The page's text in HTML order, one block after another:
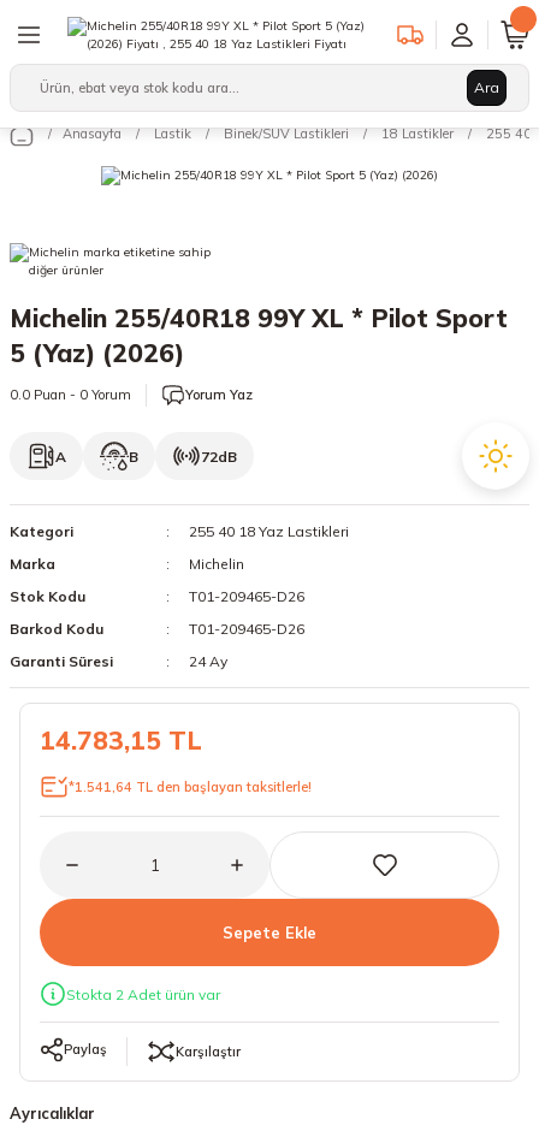
Geri Dön
15 Lastikler
17.5 Lastikler
19 Lastikler
20 Lastikler
15 Lastikler
18 Lastikler
Geri Dön
Geri Dön
Ara
Anasayfa Lastik Binek/SUV Lastikleri 18 Lastikler 255 40
Michelin 255/40R18 99Y XL * Pilot Sport
5 (Yaz) (2026)
0.0 Puan - 0 Yorum Yorum Yaz
A B 72dB
Kategori
255 40 18 Yaz Lastikleri
Marka
Michelin
Stok Kodu
T01-209465-D26
Barkod Kodu
T01-209465-D26
Garanti Süresi
24 Ay
14.783,15 TL
*1.541,64 TL den başlayan taksitlerle!
Sepete Ekle
Stokta 2 Adet ürün var
Paylaş Karşılaştır
Ayrıcalıklar